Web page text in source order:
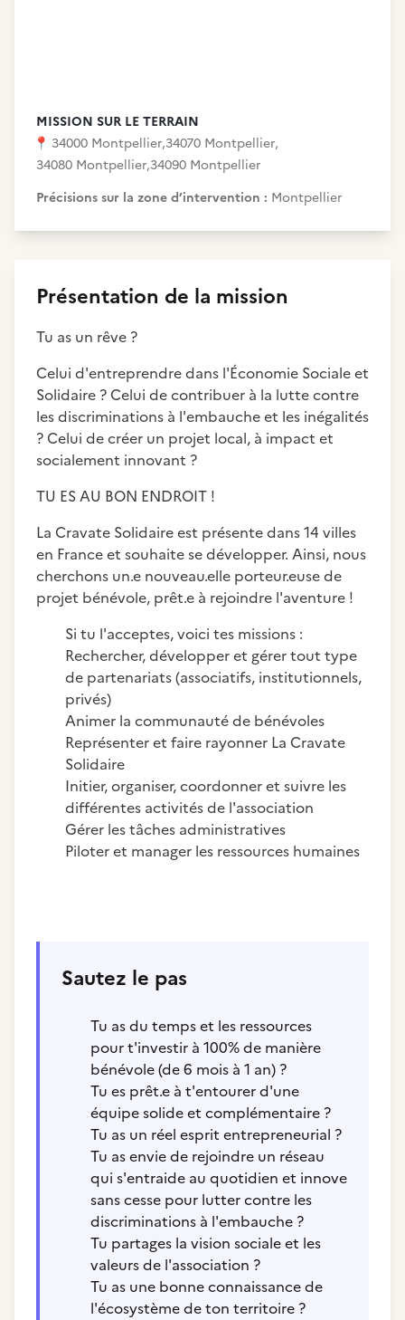
MISSION SUR LE TERRAIN
📍 34000 Montpellier,34070 Montpellier,
34080 Montpellier,34090 Montpellier
Précisions sur la zone d’intervention : Montpellier
Présentation de la mission
Tu as un rêve ?
Celui d'entreprendre dans l'Économie Sociale et
Solidaire ? Celui de contribuer à la lutte contre
les discriminations à l'embauche et les inégalités
? Celui de créer un projet local, à impact et
socialement innovant ?
TU ES AU BON ENDROIT !
La Cravate Solidaire est présente dans 14 villes
en France et souhaite se développer. Ainsi, nous
cherchons un.e nouveau.elle porteur.euse de
projet bénévole, prêt.e à rejoindre l'aventure !
Si tu l'acceptes, voici tes missions :
Rechercher, développer et gérer tout type
de partenariats (associatifs, institutionnels,
privés)
Animer la communauté de bénévoles
Représenter et faire rayonner La Cravate
Solidaire
Initier, organiser, coordonner et suivre les
différentes activités de l'association
Gérer les tâches administratives
Piloter et manager les ressources humaines
Sautez le pas
Tu as du temps et les ressources
pour t'investir à 100% de manière
bénévole (de 6 mois à 1 an) ?
Tu es prêt.e à t'entourer d'une
équipe solide et complémentaire ?
Tu as un réel esprit entrepreneurial ?
Tu as envie de rejoindre un réseau
qui s'entraide au quotidien et innove
sans cesse pour lutter contre les
discriminations à l'embauche ?
Tu partages la vision sociale et les
valeurs de l'association ?
Tu as une bonne connaissance de
l'écosystème de ton territoire ?